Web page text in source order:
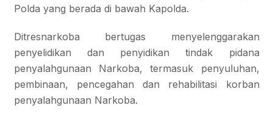
Polda yang berada di bawah Kapolda.
Ditresnarkoba bertugas menyelenggarakan
penyelidikan dan penyidikan tindak pidana
penyalahgunaan Narkoba, termasuk penyuluhan,
pembinaan, pencegahan dan rehabilitasi korban
penyalahgunaan Narkoba.